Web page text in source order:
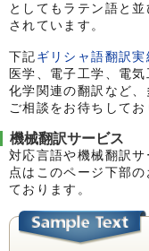
としてもラテン語と並
されています。
下記 ギリシャ語翻訳実
医学、電子工学、電
化学関連の翻訳など
ご相談をお待ちしてお
機械翻訳サービス
対応言語や機械翻訳
点はこのページ下部
ております。